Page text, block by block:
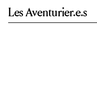
Les Aventurier.e.s